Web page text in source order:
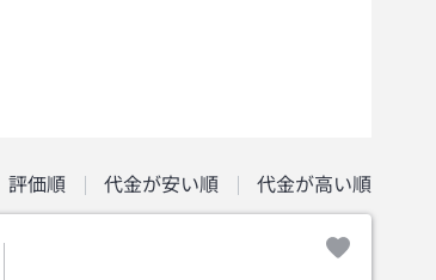
評価順 代金が安い順 代金が高い順